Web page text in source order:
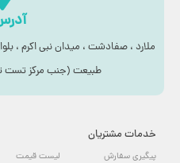
صنعت چاپ: نصب نمونه‌کارها،
دکوراسیون داخلی: چسباندن
برچسب‌های دیواری.
ملارد ، صفادشت ، میدان نبی اکرم ،
طبیعت (جنب مرکز تست
خدمات مشتریان
پیگیری سفارش
لیست قیمت